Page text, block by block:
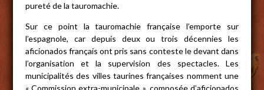
pureté de la tauromachie.
Sur ce point la tauromachie française l’emporte sur
l’espagnole, car depuis deux ou trois décennies les
aficionados français ont pris sans conteste le devant dans
l’organisation et la supervision des spectacles. Les
municipalités des villes taurines françaises nomment une
« Commission extra-municipale », composée d’aficionados